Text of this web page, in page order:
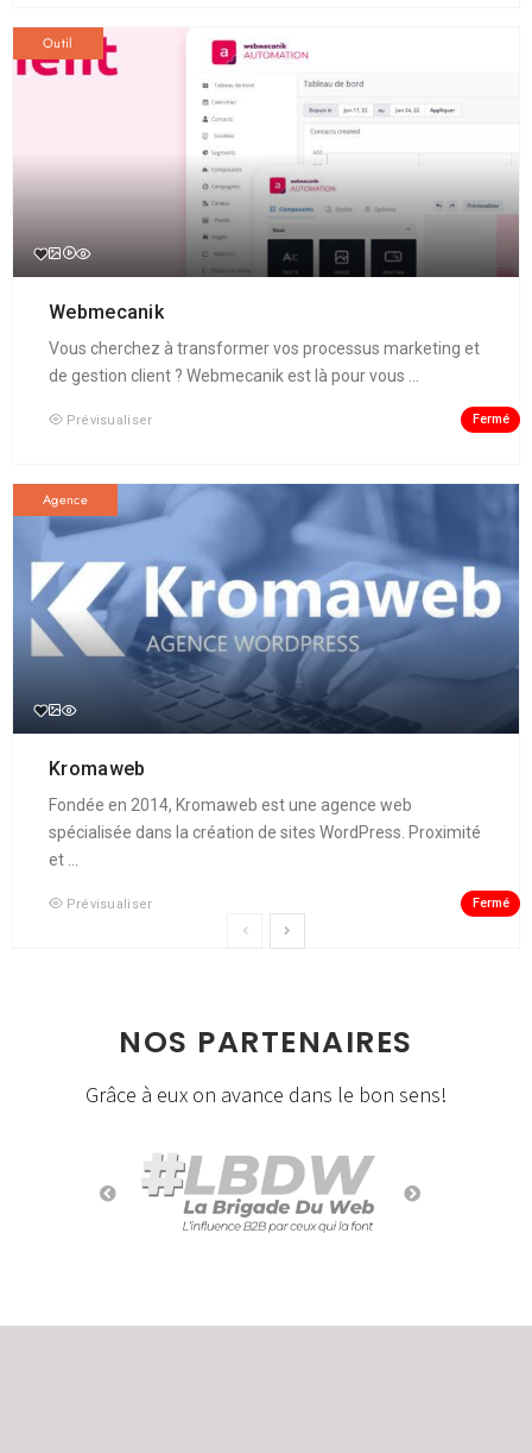
Outil
Webmecanik
Vous cherchez à transformer vos processus marketing et
de gestion client ? Webmecanik est là pour vous ...
Prévisualiser Fermé
Agence
Kromaweb
Fondée en 2014, Kromaweb est une agence web
spécialisée dans la création de sites WordPress. Proximité
et ...
Prévisualiser Fermé
NOS PARTENAIRES
Grâce à eux on avance dans le bon sens!